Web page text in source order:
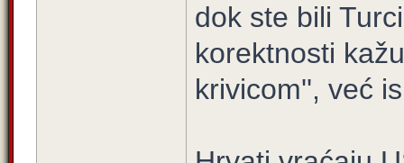
dok ste bili
korektnosti
krivicom'', već